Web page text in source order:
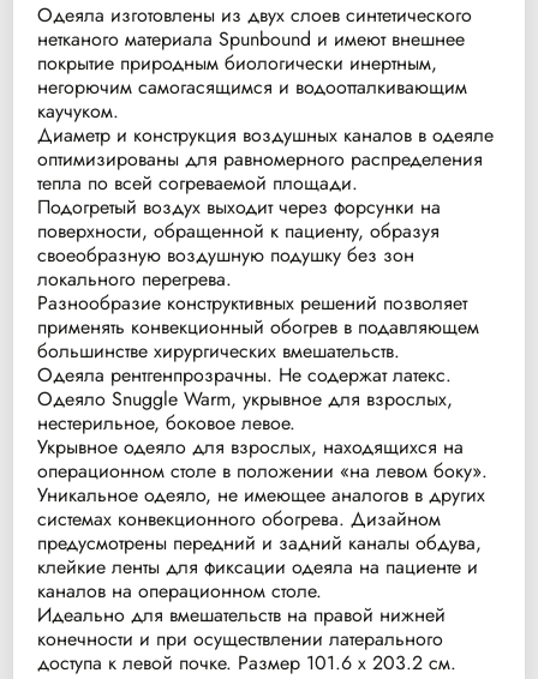
Одеяла изготовлены из двух слоев синтетического
нетканого материала Spunbound и имеют внешнее
покрытие природным биологически инертным,
негорючим самогасящимся и водоотталкивающим
каучуком.
Диаметр и конструкция воздушных каналов в одеяле
оптимизированы для равномерного распределения
тепла по всей согреваемой площади.
Подогретый воздух выходит через форсунки на
поверхности, обращенной к пациенту, образуя
своеобразную воздушную подушку без зон
локального перегрева.
Разнообразие конструктивных решений позволяет
применять конвекционный обогрев в подавляющем
большинстве хирургических вмешательств.
Одеяла рентгенпрозрачны. Не содержат латекс.
Одеяло Snuggle Warm, укрывное для взрослых,
нестерильное, боковое левое.
Укрывное одеяло для взрослых, находящихся на
операционном столе в положении «на левом боку».
Уникальное одеяло, не имеющее аналогов в других
системах конвекционного обогрева. Дизайном
предусмотрены передний и задний каналы обдува,
клейкие ленты для фиксации одеяла на пациенте и
каналов на операционном столе.
Идеально для вмешательств на правой нижней
конечности и при осуществлении латерального
доступа к левой почке. Размер 101.6 х 203.2 см.